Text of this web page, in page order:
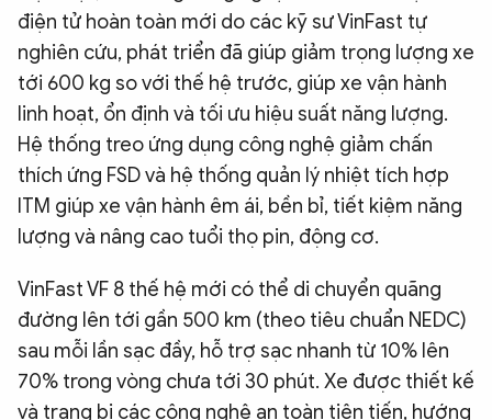
điện tử hoàn toàn mới do các kỹ sư VinFast tự
nghiên cứu, phát triển đã giúp giảm trọng lượng xe
tới 600 kg so với thế hệ trước, giúp xe vận hành
linh hoạt, ổn định và tối ưu hiệu suất năng lượng.
Hệ thống treo ứng dụng công nghệ giảm chấn
thích ứng FSD và hệ thống quản lý nhiệt tích hợp
ITM giúp xe vận hành êm ái, bền bỉ, tiết kiệm năng
lượng và nâng cao tuổi thọ pin, động cơ.
VinFast VF 8 thế hệ mới có thể di chuyển quãng
đường lên tới gần 500 km (theo tiêu chuẩn NEDC)
sau mỗi lần sạc đầy, hỗ trợ sạc nhanh từ 10% lên
70% trong vòng chưa tới 30 phút. Xe được thiết kế
và trang bị các công nghệ an toàn tiên tiến, hướng